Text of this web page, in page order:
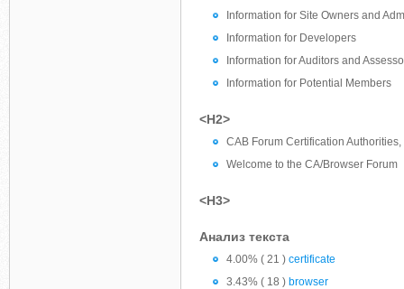
Information for Site Owners and
Information for Developers
Information for Auditors and
Information for Potential Members
<H2>
CAB Forum Certification
Welcome to the CA/Browser Forum
<H3>
Анализ текста
4.00% ( 21 ) certificate
3.43% ( 18 ) browser